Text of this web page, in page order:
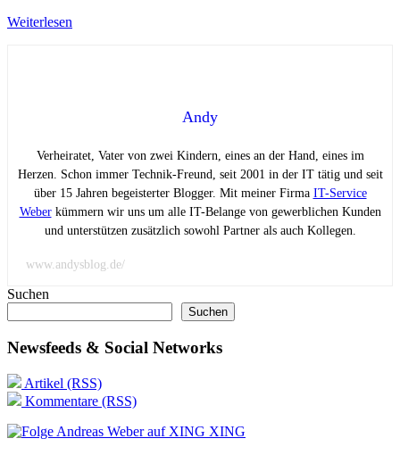
Weiterlesen
Andy
Verheiratet, Vater von zwei Kindern, eines an der Hand, eines im
Herzen. Schon immer Technik-Freund, seit 2001 in der IT tätig und seit
über 15 Jahren begeisterter Blogger. Mit meiner Firma IT-Service
Weberkümmern wir uns um alle IT-Belange von gewerblichen Kunden
und unterstützen zusätzlich sowohl Partner als auch Kollegen.
www.andysblog.de/
Suchen
Suchen
Newsfeeds & Social Networks
Artikel (RSS)
Kommentare (RSS)
XING